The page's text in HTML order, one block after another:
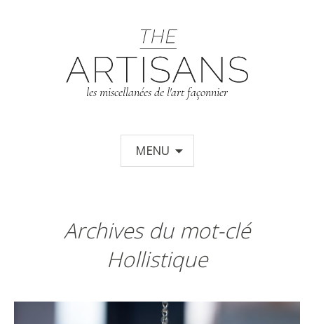
les miscellanées de l'art façonnier
MENU
Archives du mot-clé
Hollistique